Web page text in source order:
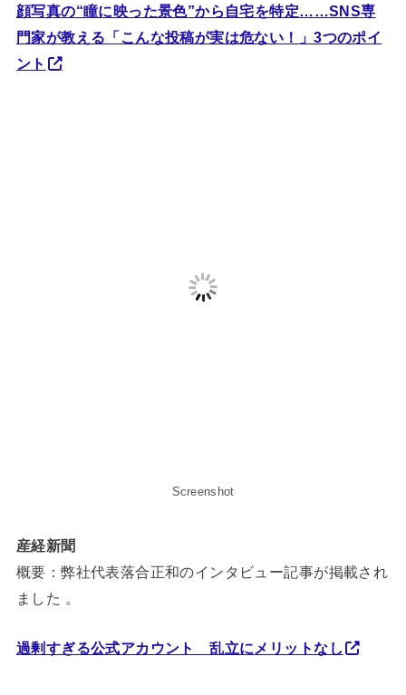
顔写真の“瞳に映った景色”から自宅を特定……SNS専
門家が教える「こんな投稿が実は危ない！」3つのポイ
ント
Screenshot
産経新聞
概要：弊社代表落合正和のインタビュー記事が掲載され
ました 。
過剰すぎる公式アカウント 乱立にメリットなし